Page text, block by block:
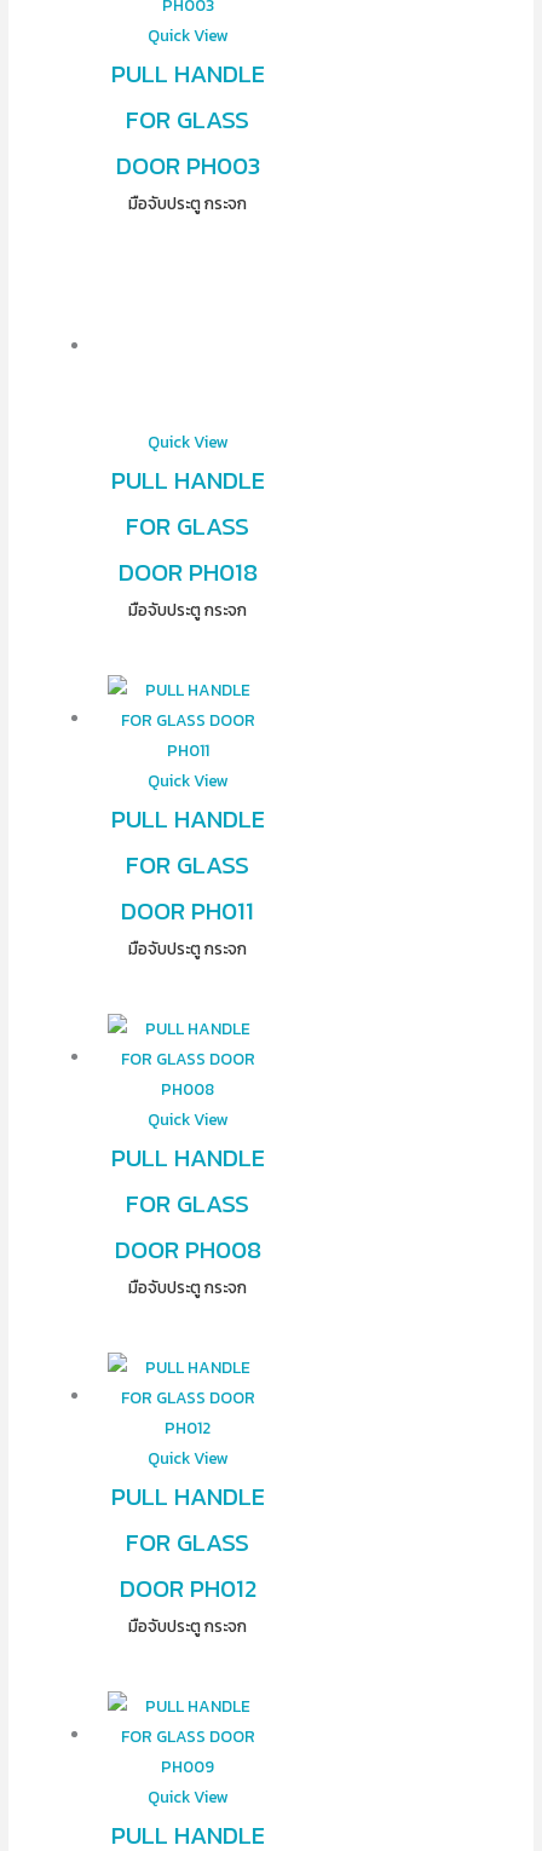
Quick View
PULL HANDLE
FOR GLASS
DOOR PH003
มือจับประตู กระจก
Quick View
PULL HANDLE
FOR GLASS
DOOR PH018
มือจับประตู กระจก
Quick View
PULL HANDLE
FOR GLASS
DOOR PH011
มือจับประตู กระจก
Quick View
PULL HANDLE
FOR GLASS
DOOR PH008
มือจับประตู กระจก
Quick View
PULL HANDLE
FOR GLASS
DOOR PH012
มือจับประตู กระจก
Quick View
PULL HANDLE